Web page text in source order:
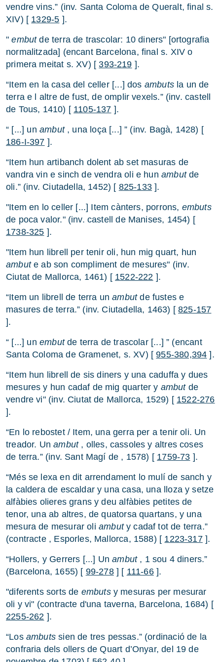
vendre vins.” (inv. Santa Coloma de Queralt, final s.
XIV) [ 1329-5 ].
"embutde terra de trascolar: 10 diners" [ortografia
normalitzada] (encant Barcelona, final s. XIV o
primera meitat s. XV) [393-219 ].
“Item en la casa del celler [...] dos ambutsla un de
terra e l altre de fust, de omplir vexels.” (inv. castell
de Tous, 1410) [ 1105-137 ].
“ [...] un ambut, una loça [...] ” (inv. Bagà, 1428) [
186-I-397 ].
“Item hun artibanch dolent ab set masuras de
vandra vin e sinch de vendra oli e hunambutde
oli.” (inv. Ciutadella, 1452) [ 825-133 ].
"Item en lo celler [...] Item cànters, porrons, embuts
de poca valor." (inv. castell de Manises, 1454) [
1738-325 ].
"Item hun librell per tenir oli, hun mig quart, hun
ambute ab son compliment de mesures" (inv.
Ciutat de Mallorca, 1461) [ 1522-222 ].
“Item un librell de terra unambutde fustes e
masures de terra.” (inv. Ciutadella, 1463) [825-157
].
“ [...] un embutde terra de trascolar [...] ” (encant
Santa Coloma de Gramenet, s. XV) [955-380,394 ].
“Item hun librell de sis diners y una caduffa y dues
mesures y hun cadaf de mig quarter y ambut de
vendre vi" (inv. Ciutat de Mallorca, 1529) [ 1522-276
].
“En lo rebostet / Item, una gerra per a tenir oli. Un
treador. Unambut, olles, cassoles y altres coses
de terra.” (inv. Sant Magí de , 1578) [ 1759-73 ].
“Més se lexa en dit arrendament lo mulí de sanch y
la caldera de escaldar y una casa, una lloza y setze
alfàbies olieres grans y deu alfàbies petites de
tenor, una ab altres, de quatorsa quartans, y una
mesura de mesurar oli ambuty cadaf tot de terra.”
(contracte , Esporles, Mallorca, 1588) [ 1223-317].
“Hollers, y Gerrers [...] Unambut, 1 sou 4 diners.”
(Barcelona, 1655) [ 99-278] [ 111-66].
"diferents sorts de embutsy mesuras per mesurar
oli y vi" (contracte d'una taverna, Barcelona, 1684) [
2255-262 ].
“Los ambuts sien de tres pessas.” (ordinació de la
confraria dels ollers de Quart d’Onyar, del 19 de